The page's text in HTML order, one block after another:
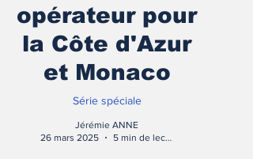
opérateur pour
la Côte d'Azur
et Monaco
Série spéciale
Jérémie ANNE
26 mars 2025
5 min de lecture